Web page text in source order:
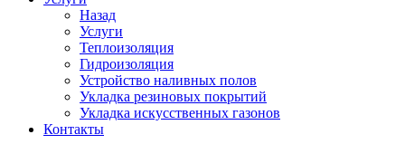
Назад
Услуги
Теплоизоляция
Гидроизоляция
Устройство наливных полов
Укладка резиновых покрытий
Укладка искусственных газонов
Контакты